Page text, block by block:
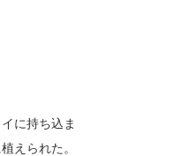
に持ち込ま
えられた。